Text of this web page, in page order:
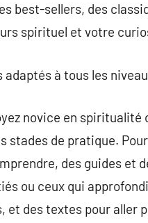
best-sellers, des
spirituel et votre
adaptés à tous les
novice en
stades de pratique.
des guides et
ou ceux qui
et des textes pour aller